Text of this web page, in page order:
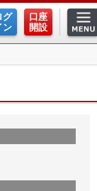
グ
ン
口座
開設